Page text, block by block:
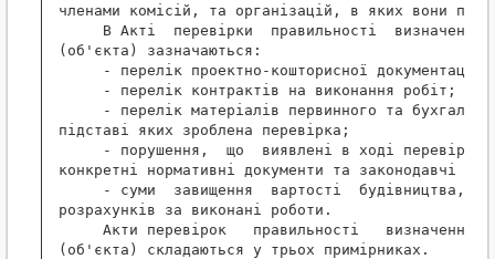
членами комісій, та організацій, в яких вони
В Акті  перевірки  правильності  визначення
(об'єкта) зазначаються:
     - перелік проектно-кошторисної документації;
     - перелік контрактів на виконання робіт;
- перелік матеріалів первинного та
підставі яких зроблена перевірка;
- порушення,  що  виявлені в ході
конкретні нормативні документи та законодавчі
- суми  завищення  вартості  будівництва,
розрахунків за виконані роботи.
Акти перевірок   правильності   визначення
(об'єкта) складаються у трьох примірниках.